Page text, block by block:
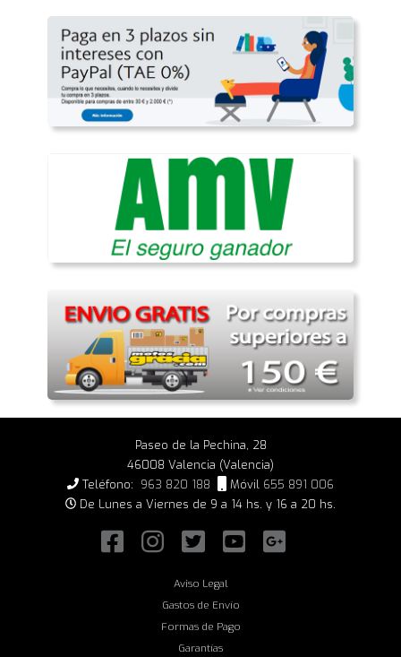
Paseo de la Pechina, 28
46008 Valencia (Valencia)
Teléfono: 963 820 188 Móvil 655 891 006
De Lunes a Viernes de 9 a 14 hs. y 16 a 20 hs.
Aviso Legal
Gastos de Envío
Formas de Pago
Garantías